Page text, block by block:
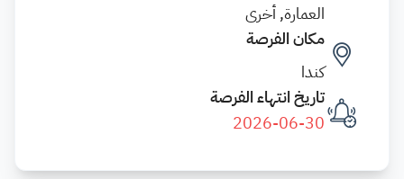
العمارة, أخرى
مكان الفرصة
كندا
تاريخ انتهاء الفرصة
2026-06-30